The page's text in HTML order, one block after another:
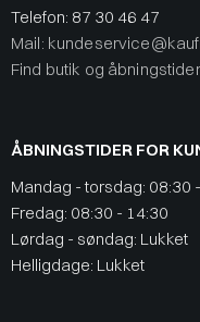
Telefon: 87 30 46 47
Mail:
Find butik og åbningstider
ÅBNINGSTIDER FOR
Mandag - torsdag: 08:30
Fredag: 08:30 - 14:30
Lørdag - søndag: Lukket
Helligdage: Lukket